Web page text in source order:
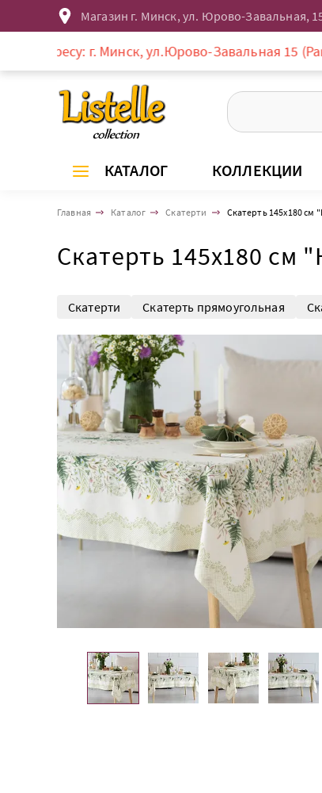
Магазин г. Минск, ул. Юрово-Завальная,
г. Минск, ул.Юрово-Завальная 15
КАТАЛОГ КОЛЛЕКЦИИ
Главная Каталог Скатерти Скатерть 145х180 см
Скатерть 145х180 см
Скатерти Скатерть прямоугольная